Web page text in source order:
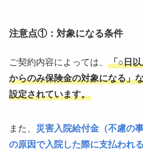
注意点①：対象になる条件
ご契約内容によっては、 「○日
からのみ保険金の対象になる」
設定されています。
また、 災害入院給付金（不慮の
の原因で入院した際に支払われ